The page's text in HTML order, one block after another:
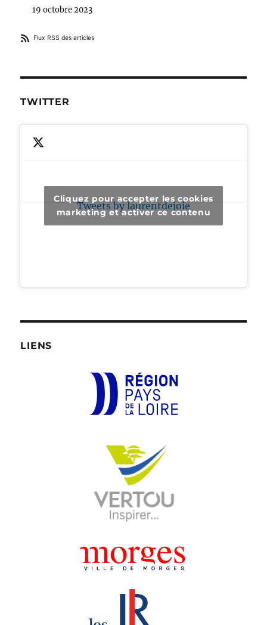
19 octobre 2023
Flux RSS des articles
TWITTER
Tweets by laurentdejoie
Cliquez pour accepter les cookies
marketing et activer ce contenu
LIENS